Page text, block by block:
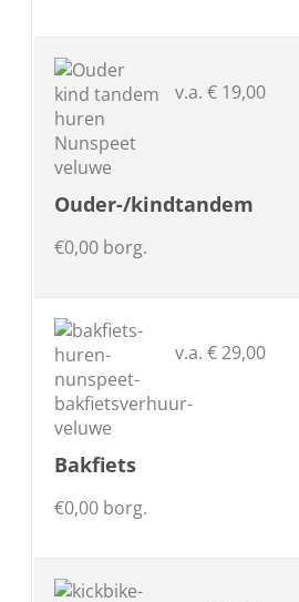
Ouder-/kindtandem
€0,00 borg.
v.a. € 19,00
Bakfiets
€0,00 borg.
v.a. € 29,00